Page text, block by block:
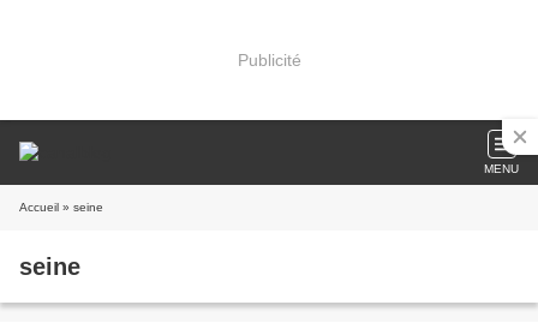
Publicité
MENU
Accueil » seine
seine